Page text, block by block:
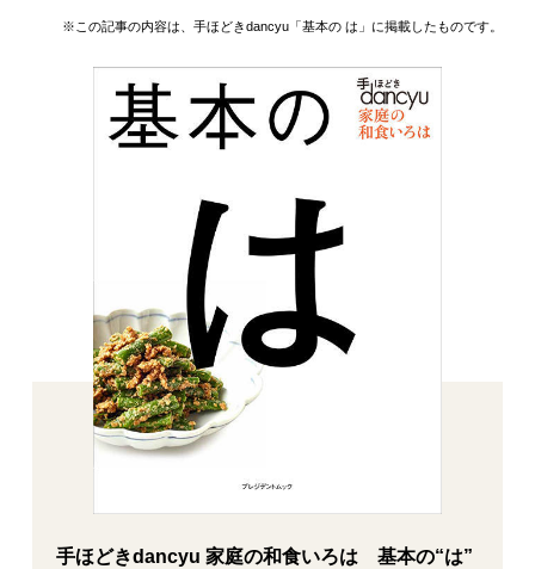
※この記事の内容は、手ほどきdancyu「基本の は」に掲載したものです。
手ほどきdancyu 家庭の和食いろは 基本の“は”